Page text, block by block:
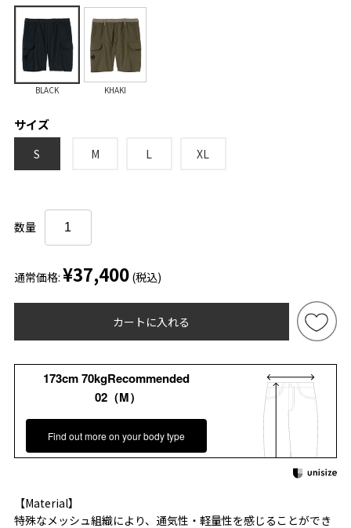
BLACK KHAKI
サイズ
S M L XL
数量
通常価格: ¥37,400 (税込)
カートに入れる
173cm 70kgRecommended
02（M）
Find out more on your body type
【Material】
特殊なメッシュ組織により、通気性・軽量性を感じることができ